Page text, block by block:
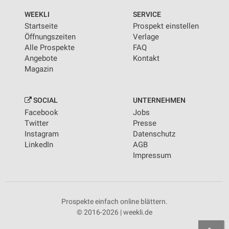
WEEKLI
Startseite
Öffnungszeiten
Alle Prospekte
Angebote
Magazin
SERVICE
Prospekt einstellen
Verlage
FAQ
Kontakt
SOCIAL
Facebook
Twitter
Instagram
LinkedIn
UNTERNEHMEN
Jobs
Presse
Datenschutz
AGB
Impressum
Prospekte einfach online blättern.
© 2016-2026 | weekli.de
Notwendig
Performance
Werbung